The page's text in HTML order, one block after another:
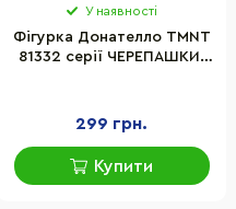
У наявності
Фігурка Донателло TMNT
81332 серії ЧЕРЕПАШКИ-
299 грн.
Купити